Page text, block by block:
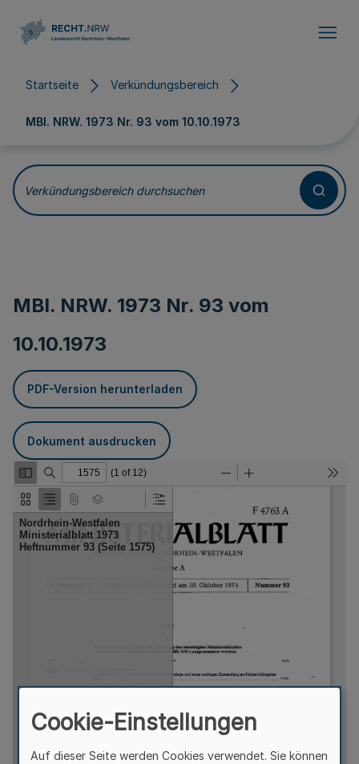
Startseite Verkündungsbereich
MBl. NRW. 1973 Nr. 93 vom 10.10.1973
Verkündungsbereich durchsuchen
MBl. NRW. 1973 Nr. 93 vom
10.10.1973
PDF-Version herunterladen
Dokument ausdrucken
Cookie-Einstellungen
Auf dieser Seite werden Cookies verwendet. Sie können